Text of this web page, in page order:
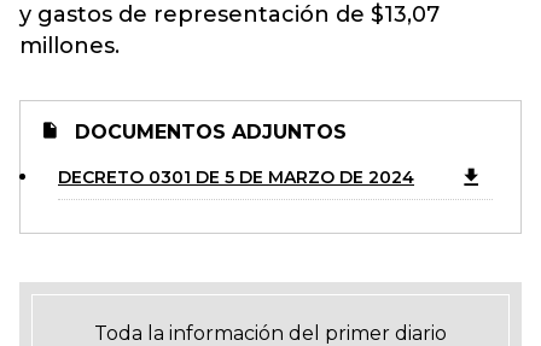
y gastos de representación de $13,07
millones.
DOCUMENTOS ADJUNTOS
DECRETO 0301 DE 5 DE MARZO DE 2024
Toda la información del primer diario